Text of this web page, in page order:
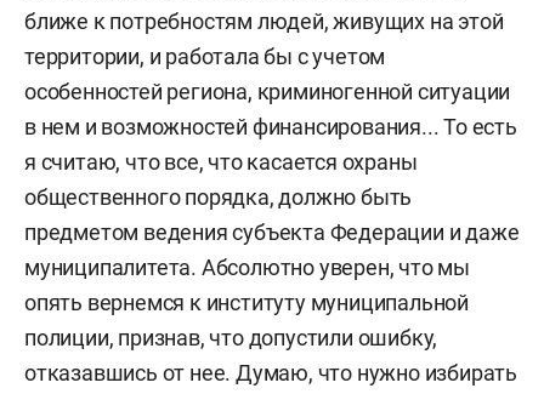
ближе к потребностям людей, живущих на этой
территории, и работала бы с учетом
особенностей региона, криминогенной ситуации
в нем и возможностей финансирования... То есть
я считаю, что все, что касается охраны
общественного порядка, должно быть
предметом ведения субъекта Федерации и даже
муниципалитета. Абсолютно уверен, что мы
опять вернемся к институту муниципальной
полиции, признав, что допустили ошибку,
отказавшись от нее. Думаю, что нужно избирать